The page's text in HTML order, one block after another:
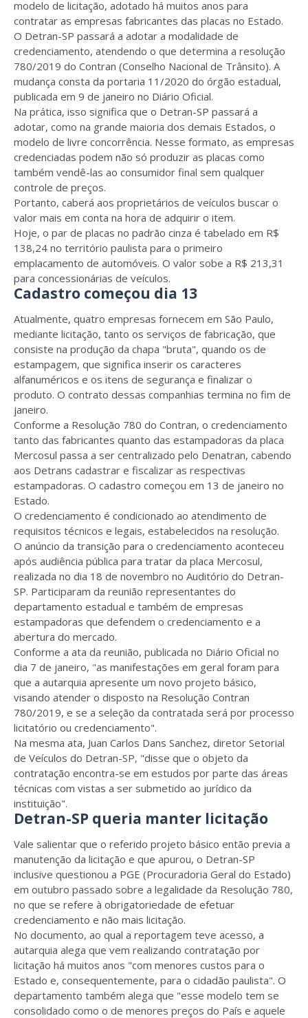
modelo de licitação, adotado há muitos anos para
contratar as empresas fabricantes das placas no Estado.
O Detran-SP passará a adotar a modalidade de
credenciamento, atendendo o que determina a resolução
780/2019 do Contran (Conselho Nacional de Trânsito). A
mudança consta da portaria 11/2020 do órgão estadual,
publicada em 9 de janeiro no Diário Oficial.
Na prática, isso significa que o Detran-SP passará a
adotar, como na grande maioria dos demais Estados, o
modelo de livre concorrência. Nesse formato, as empresas
credenciadas podem não só produzir as placas como
também vendê-las ao consumidor final sem qualquer
controle de preços.
Portanto, caberá aos proprietários de veículos buscar o
valor mais em conta na hora de adquirir o item.
Hoje, o par de placas no padrão cinza é tabelado em R$
138,24 no território paulista para o primeiro
emplacamento de automóveis. O valor sobe a R$ 213,31
para concessionárias de veículos.
Cadastro começou dia 13
Atualmente, quatro empresas fornecem em São Paulo,
mediante licitação, tanto os serviços de fabricação, que
consiste na produção da chapa "bruta", quando os de
estampagem, que significa inserir os caracteres
alfanuméricos e os itens de segurança e finalizar o
produto. O contrato dessas companhias termina no fim de
janeiro.
Conforme a Resolução 780 do Contran, o credenciamento
tanto das fabricantes quanto das estampadoras da placa
Mercosul passa a ser centralizado pelo Denatran, cabendo
aos Detrans cadastrar e fiscalizar as respectivas
estampadoras. O cadastro começou em 13 de janeiro no
Estado.
O credenciamento é condicionado ao atendimento de
requisitos técnicos e legais, estabelecidos na resolução.
O anúncio da transição para o credenciamento aconteceu
após audiência pública para tratar da placa Mercosul,
realizada no dia 18 de novembro no Auditório do Detran-
SP. Participaram da reunião representantes do
departamento estadual e também de empresas
estampadoras que defendem o credenciamento e a
abertura do mercado.
Conforme a ata da reunião, publicada no Diário Oficial no
dia 7 de janeiro, "as manifestações em geral foram para
que a autarquia apresente um novo projeto básico,
visando atender o disposto na Resolução Contran
780/2019, e se a seleção da contratada será por processo
licitatório ou credenciamento".
Na mesma ata, Juan Carlos Dans Sanchez, diretor Setorial
de Veículos do Detran-SP, "disse que o objeto da
contratação encontra-se em estudos por parte das áreas
técnicas com vistas a ser submetido ao jurídico da
instituição".
Detran-SP queria manter licitação
Vale salientar que o referido projeto básico então previa a
manutenção da licitação e que apurou, o Detran-SP
inclusive questionou a PGE (Procuradoria Geral do Estado)
em outubro passado sobre a legalidade da Resolução 780,
no que se refere à obrigatoriedade de efetuar
credenciamento e não mais licitação.
No documento, ao qual a reportagem teve acesso, a
autarquia alega que vem realizando contratação por
licitação há muitos anos "com menores custos para o
Estado e, consequentemente, para o cidadão paulista". O
departamento também alega que "esse modelo tem se
consolidado como o de menores preços do País e aquele